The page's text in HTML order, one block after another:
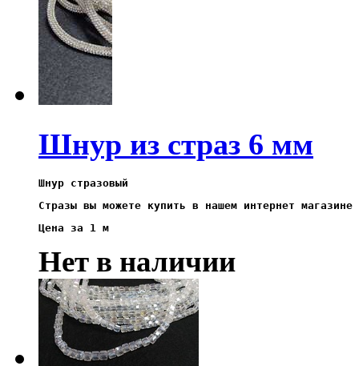
Шнур из страз 6 мм
Шнур стразовый
Стразы вы можете купить в нашем интернет
Цена за 1 м
Нет в наличии